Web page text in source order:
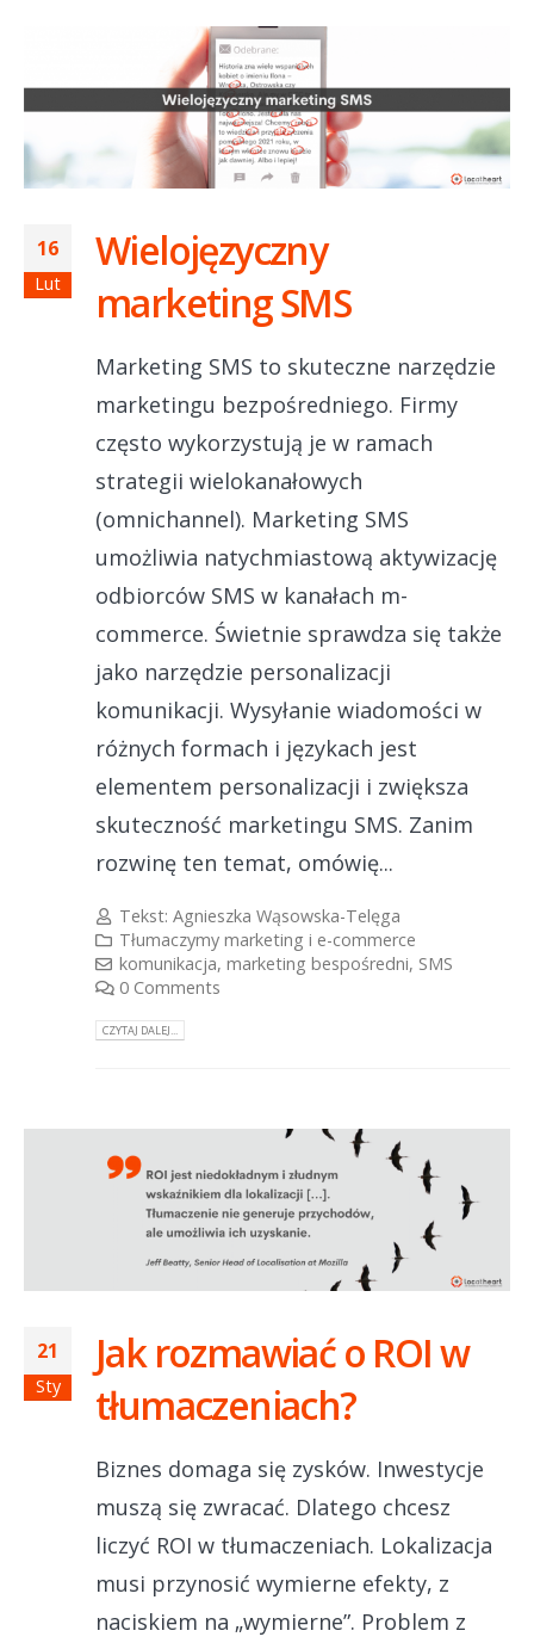
16
Lut
Wielojęzyczny
marketing SMS
Marketing SMS to skuteczne narzędzie
marketingu bezpośredniego. Firmy
często wykorzystują je w ramach
strategii wielokanałowych
(omnichannel). Marketing SMS
umożliwia natychmiastową aktywizację
odbiorców SMS w kanałach m-
commerce. Świetnie sprawdza się także
jako narzędzie personalizacji
komunikacji. Wysyłanie wiadomości w
różnych formach i językach jest
elementem personalizacji i zwiększa
skuteczność marketingu SMS. Zanim
rozwinę ten temat, omówię...
Tekst:Agnieszka Wąsowska-Telęga
Tłumaczymy marketing i e-commerce
komunikacja,marketing bespośredni, SMS
0 Comments
CZYTAJ DALEJ...
21
Sty
Jak rozmawiać o ROI w
tłumaczeniach?
Biznes domaga się zysków. Inwestycje
muszą się zwracać. Dlatego chcesz
liczyć ROI w tłumaczeniach. Lokalizacja
musi przynosić wymierne efekty, z
naciskiem na „wymierne”. Problem z